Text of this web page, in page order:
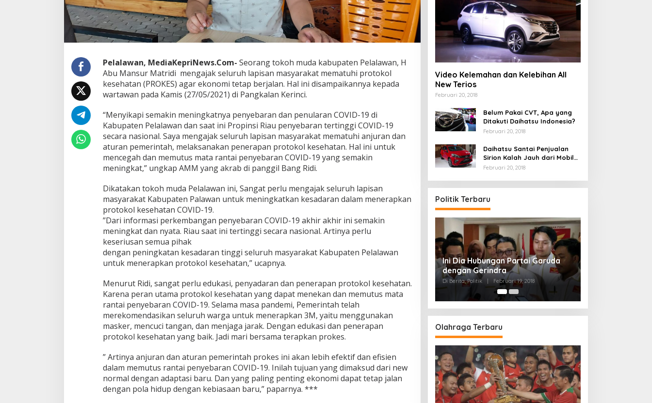
r
a
k
a
t
r
u
s
P
u
h
i
P
o
k
s
A
a
r
E
k
o
n
o
i
T
e
t
a
p
J
l
a
n
Pelalawan, MediaKepriNews.Com- Seorang tokoh muda kabupaten Pelalawan, H
Abu Mansur Matridi mengajak seluruh lapisan masyarakat mematuhi protokol
kesehatan (PROKES) agar ekonomi tetap berjalan. Hal ini disampaikannya kepada
wartawan pada Kamis (27/05/2021) di Pangkalan Kerinci.
“Menyikapi semakin meningkatnya penyebaran dan penularan COVID-19 di
Kabupaten Pelalawan dan saat ini Propinsi Riau penyebaran tertinggi COVID-19
secara nasional. Saya mengajak seluruh lapisan masyarakat mematuhi anjuran dan
aturan pemerintah, melaksanakan penerapan protokol kesehatan. Hal ini untuk
mencegah dan memutus mata rantai penyebaran COVID-19 yang semakin
meningkat,” ungkap AMM yang akrab di panggil Bang Ridi.
Dikatakan tokoh muda Pelalawan ini, Sangat perlu mengajak seluruh lapisan
masyarakat Kabupaten Palawan untuk meningkatkan kesadaran dalam menerapkan
protokol kesehatan COVID-19.
”Dari informasi perkembangan penyebaran COVID-19 akhir akhir ini semakin
meningkat dan nyata. Riau saat ini tertinggi secara nasional. Artinya perlu
keseriusan semua pihak
dengan peningkatan kesadaran tinggi seluruh masyarakat Kabupaten Pelalawan
untuk menerapkan protokol kesehatan,” ucapnya.
Menurut Ridi, sangat perlu edukasi, penyadaran dan penerapan protokol kesehatan.
Karena peran utama protokol kesehatan yang dapat menekan dan memutus mata
rantai penyebaran COVID-19. Selama masa pandemi, Pemerintah telah
merekomendasikan seluruh warga untuk menerapkan 3M, yaitu menggunakan
masker, mencuci tangan, dan menjaga jarak. Dengan edukasi dan penerapan
protokol kesehatan yang baik. Jadi mari bersama terapkan prokes.
” Artinya anjuran dan aturan pemerintah prokes ini akan lebih efektif dan efisien
dalam memutus rantai penyebaran COVID-19. Inilah tujuan yang dimaksud dari new
normal dengan adaptasi baru. Dan yang paling penting ekonomi dapat tetap jalan
dengan pola hidup dengan kebiasaan baru,” paparnya. ***
Video Kelemahan dan Kelebihan All
New Terios
Februari 20, 2018
Belum Pakai CVT, Apa yang
Ditakuti Daihatsu Indonesia?
Februari 20, 2018
Daihatsu Santai Penjualan
Sirion Kalah Jauh dari Mobil
LCGC
Februari 20, 2018
Politik Terbaru
Ini Dia Hubungan Partai Garuda
Di Berita, Politik | Februari 19, 2018
Strategi PPP Menangkan Duet
Ganjar dan Gus Yasin
Di Berita, Politik Februari 19, 2018
Olahraga Terbaru